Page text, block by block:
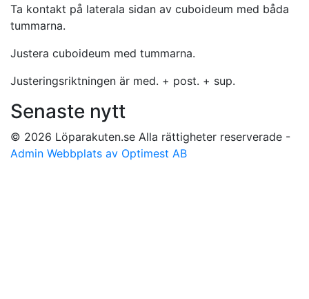
Ta kontakt på laterala sidan av cuboideum med båda
tummarna.
Justera cuboideum med tummarna.
Justeringsriktningen är med. + post. + sup.
Senaste nytt
© 2026 Löparakuten.se Alla rättigheter reserverade -
Admin Webbplats av Optimest AB